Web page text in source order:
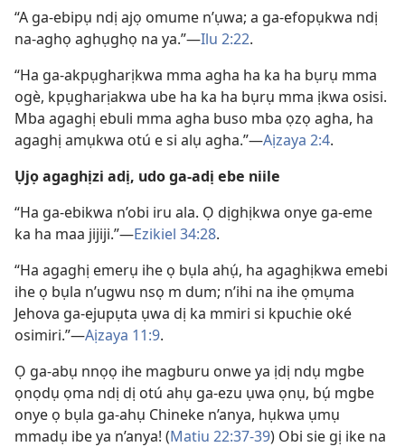
“A ga-ebipụ ndị ajọ omume n’ụwa; a ga-efopụkwa ndị
na-aghọ aghụghọ na ya.”—Ilu 2:22.
“Ha ga-akpụgharịkwa mma agha ha ka ha bụrụ mma
ogè, kpụgharịakwa ube ha ka ha bụrụ mma ịkwa osisi.
Mba agaghị ebuli mma agha buso mba ọzọ agha, ha
agaghị amụkwa otú e si alụ agha.”—Aịzaya 2:4.
Ụjọ agaghịzi adị, udo ga-adị ebe niile
“Ha ga-ebikwa n’obi iru ala. Ọ dịghịkwa onye ga-eme
ka ha maa jijiji.”—Ezikiel 34:28.
“Ha agaghị emerụ ihe ọ bụla ahụ́, ha agaghịkwa emebi
ihe ọ bụla n’ugwu nsọ m dum; n’ihi na ihe ọmụma
Jehova ga-ejupụta ụwa dị ka mmiri si kpuchie oké
osimiri.”—Aịzaya 11:9.
Ọ ga-abụ nnọọ ihe magburu onwe ya ịdị ndụ mgbe
ọnọdụ ọma ndị dị otú ahụ ga-ezu ụwa ọnụ, bụ́ mgbe
onye ọ bụla ga-ahụ Chineke n’anya, hụkwa ụmụ
mmadụ ibe ya n’anya! (Matiu 22:37-39) Obi sie gị ike na